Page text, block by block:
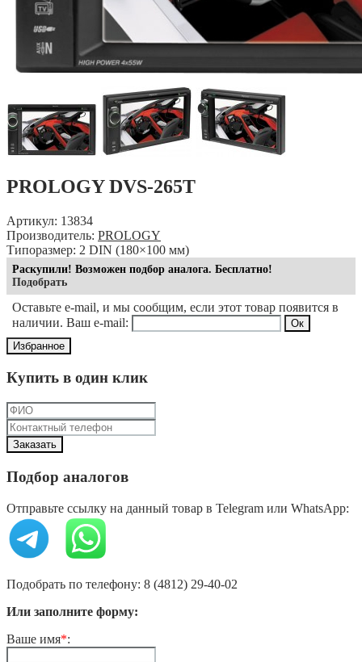
PROLOGY DVS-265T
Артикул: 13834
Производитель: PROLOGY
Типоразмер: 2 DIN (180×100 мм)
Раскупили! Возможен подбор аналога. Бесплатно!
Подобрать
Оставьте e-mail, и мы сообщим, если этот товар появится в
наличии. Ваш e-mail:
Избранное
Купить в один клик
Подбор аналогов
Отправьте ссылку на данный товар в Telegram или WhatsApp:
Подобрать по телефону: 8 (4812) 29-40-02
Или заполните форму:
Ваше имя*: